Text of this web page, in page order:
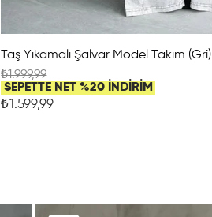
Taş Yıkamalı Şalvar Model Takım (Gri)
₺1.999,99
SEPETTE NET %20 İNDİRİM
₺1.599,99